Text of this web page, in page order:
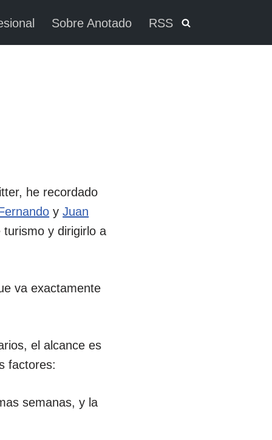
Sobre Anotado RSS
he recordado
yJuan
y dirigirlo a
va exactamente
el alcance es
factores:
semanas, y la